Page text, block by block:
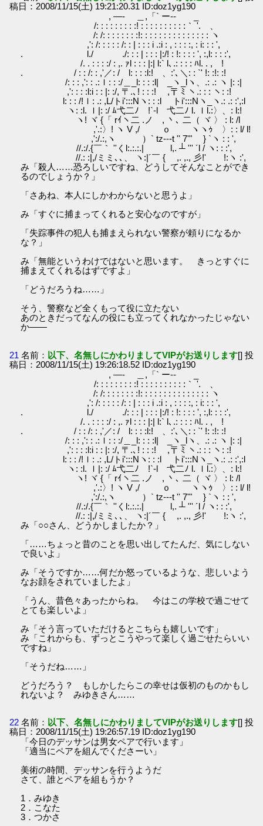
稿日：2008/11/15(土) 19:21:20.31 ID:doz1yg190
, ―- ＿,「` ー‐- _
/: : : : : : : : :! : : : : : : : : : :｀ '. 、
/: /: : : : : : : :!: : : : : : : : : : : : : : : ヽ
,': /: : : : : /: : | : : : i .:i : , : : : :, : i: : : ',
. l./ ./: : : | : : : |:/! : !: : : : ', :,l: : : :',
/. . : : : :/ : ,. ｧl : : : |:| l:` l､.: : : : ﾊl. . , !
. / : : /: : ,'／: / l: : : :l:! 、:'､＼: : `' !: :!: :!
/: : : ,': : .:ｌ: : :/＿_l: : : :l| _ヽ_lヽ、.: .: ヽ |: :|
,': : : :l:i : : |: :/, 〒.､! : : :! ,〒 ﾐ ヽ.: : : ヽ: :!
l: : : /!ｌ: .: ,L/トi':::Nヽ: : :l トi':::Nヽ_ヽ.: .: :',:l
ヽ: :l. ｌ|: :/ ﾑ弋二ﾉ !`-l 弋二ﾉ l. ｌl.:〉、: l:!
ヽ! ヾ {「 rｲヽ二 .ノ , 丶､ 二（ ヾ 〉 : l: /l
,'.:〉! ヽ V ,/ ｏ ヽヽｩ 〉: : l/ l!
,':/.:,ヽ ）` tz---t '' 7'" } `ヽ : : ',
//.:/.{￣｀ ''くl:.:.:.| l,. ┴ ''' ´l / ヽ: : :',
//.: :|,/ミミ､､、 ヽ:|´￣ { ,. ,., 彡!' !:ヽ :',
み「殺人……恐ろしいですね、どうしてそんなことができ
るのでしょうか？」
「さあね、本人にしかわからないと思うよ」
み「すぐに捕まってくれると安心なのですが」
「失踪事件の犯人も捕まえられない警察が頼りになるか
な？」
み「無能というわけではないと思います。 きっとすぐに
捕まえてくれるはずですよ」
「どうだろうね……」
そう、警察など全くもって役に立たない
あのときだってなんの役にも立ってくれなかったじゃない
か――
21 名前： 以下、名無しにかわりましてVIPがお送りします[] 投
稿日：2008/11/15(土) 19:26:18.52 ID:doz1yg190
, ―- ＿,「` ー‐- _
/: : : : : : : : :! : : : : : : : : : :｀ '. 、
/: /: : : : : : : :!: : : : : : : : : : : : : : : ヽ
,': /: : : : : /: : | : : : i .:i : , : : : :, : i: : : ',
. l./ ./: : : | : : : |:/! : !: : : : ', :,l: : : :',
/. . : : : :/ : ,. ｧl : : : |:| l:` l､.: : : : ﾊl. . , !
. / : : /: : ,'／: / l: : : :l:! 、:'､＼: : `' !: :!: :!
/: : : ,': : .:ｌ: : :/＿_l: : : :l| _ヽ_lヽ、.: .: ヽ |: :|
,': : : :l:i : : |: :/, 〒.､! : : :! ,〒 ﾐ ヽ.: : : ヽ: :!
l: : : /!ｌ: .: ,L/トi':::Nヽ: : :l トi':::Nヽ_ヽ.: .: :',:l
ヽ: :l. ｌ|: :/ ﾑ弋二ﾉ !`-l 弋二ﾉ l. ｌl.:〉、: l:!
ヽ! ヾ {「 rｲヽ二 .ノ , 丶､ 二（ ヾ 〉 : l: /l
,'.:〉! ヽ V ,/ ｏ ヽヽｩ 〉: : l/ l!
,':/.:,ヽ ）` tz---t '' 7'" } `ヽ : : ',
//.:/.{￣｀ ''くl:.:.:.| l,. ┴ ''' ´l / ヽ: : :',
//.: :|,/ミミ､､、 ヽ:|´￣ { ,. ,., 彡!' !:ヽ :',
み「○○さん、どうかしましたか？」
「……ちょっと昔のことを思い出してたんだ、気にしない
で良いよ」
み「そうですか……何だか怒っているような、悲しいよう
なお顔をされていましたよ」
「うん、昔色々あったからね。 今はこの学校で過ごせて
とても楽しいよ」
み「そう言っていただけるとこちらも嬉しいです」
み「これからも、ずっとこうやって楽しく過ごせたらいい
ですね」
「そうだね……」
どうだろう？ もしかしたらこの幸せは仮初のものかもし
れないよ？ みゆきさん……
22 名前： 以下、名無しにかわりましてVIPがお送りします[] 投
稿日：2008/11/15(土) 19:26:57.19 ID:doz1yg190
「今日のデッサンは男女ペアで行います」
「適当にペアを組んでくださーい」
美術の時間、デッサンを行うようだ
さて、誰とペアを組もうか？
1．みゆき
2．こなた
3．つかさ